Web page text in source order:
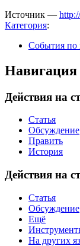
Источник —
Категория:
События по
Навигация
Действия на
Статья
Обсуждение
Править
История
Действия на
Статья
Обсуждение
Ещё
На других